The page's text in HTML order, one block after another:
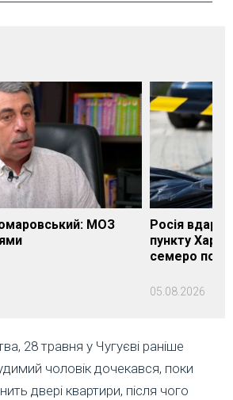
МОЗ
Росія
пункту
семеро
05.08.2026
28 травня у Чугуєві раніше
чоловік дочекався, поки
двері квартири, після чого